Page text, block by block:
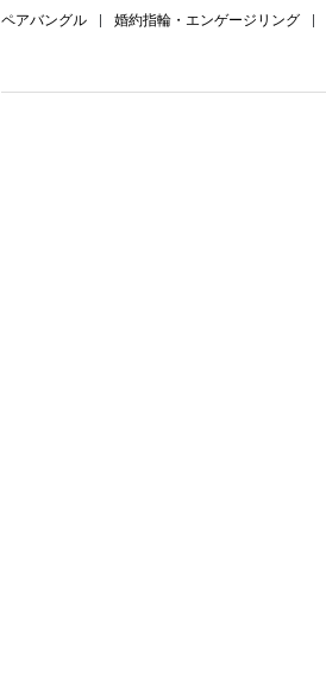
ペアバングル 婚約指輪・エンゲージリング